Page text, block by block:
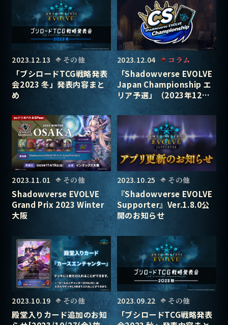
2023.12.13 その他
「ブシロードTCG戦略発表
会2023 冬」発表内容まと
め
2023.12.04 コラム
「Shadowverse EVOLVE
Japan Championship エ
リア予選」（2023年12月1
週）上位入賞者デッキ紹介
2023.11.01 その他
Shadowverse EVOLVE
Grand Prix 2023 Winter
大阪
2023.10.25 その他
『Shadowverse EVOLVE
Supporter』Ver.1.8.0公
開のお知らせ
2023.10.19 その他
殿堂入りカード追加のお知
2023.09.22 その他
「ブシロードTCG戦略発表